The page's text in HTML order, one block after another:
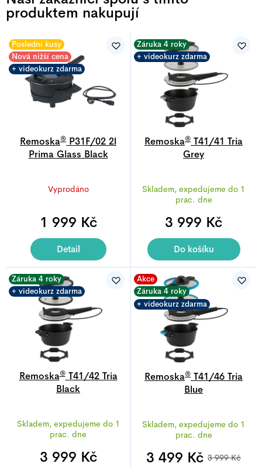
produktem nakupují
Poslední kusy
Nová nižší cena
+ videokurz zdarma
Remoska® P31F/02 2l
Prima Glass Black
hodnocení
je
z
5
hvězdiček.
Vyprodáno
1 999 Kč
Detail
Záruka 4 roky
+ videokurz zdarma
Remoska® T41/41 Tria
Grey
hodnocení
produktu
je
z
5
hvězdiček.
Skladem, expedujeme do 1
prac. dne
3 999 Kč
Do košíku
Záruka 4 roky
+ videokurz zdarma
Remoska®T41/42 Tria
Black
hodnocení
produktu
je
Skladem, expedujeme do 1
prac. dne
3 999 Kč
Akce
Záruka 4 roky
+ videokurz zdarma
Remoska® T41/46 Tria
Blue
hodnocení
produktu
je
Skladem, expedujeme do 1
prac. dne
3 499 Kč 3 999 Kč